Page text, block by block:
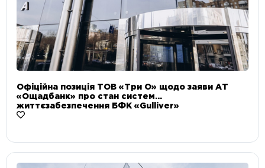
Офіційна позиція ТОВ «Три О» щодо заяви АТ
«Ощадбанк» про стан систем
життєзабезпечення БФК «Gulliver»